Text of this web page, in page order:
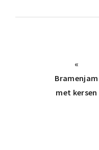
Vorige
bericht:
«
Bramenjam
met kersen